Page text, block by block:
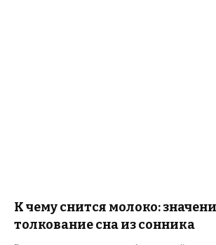
К чему снится молоко:
толкование сна из сонника